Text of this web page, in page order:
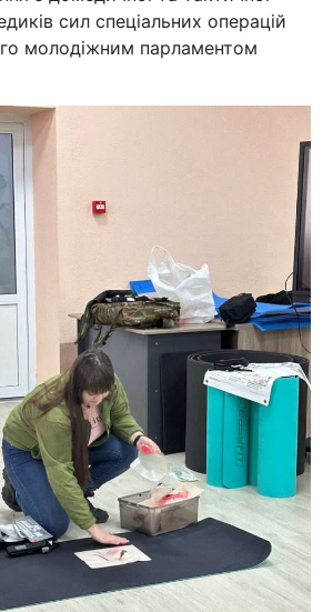
сил спеціальних операцій
молодіжним парламентом